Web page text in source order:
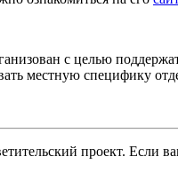
с целью
местную специфику
проект. Если